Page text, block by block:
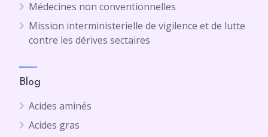
Médecines non conventionnelles
Mission interministerielle de vigilence et de lutte
contre les dérives sectaires
Blog
Acides aminés
Acides gras